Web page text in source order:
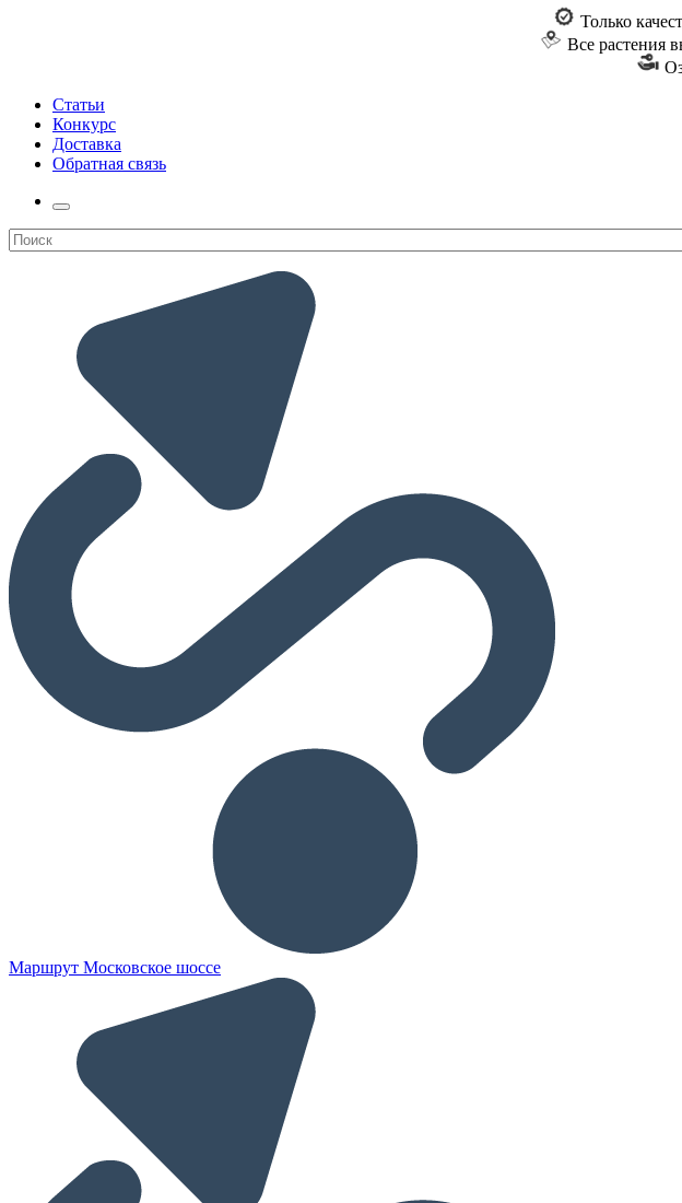
Только
Все растения
Статьи
Конкурс
Доставка
Обратная связь
Маршрут Московское шоссе